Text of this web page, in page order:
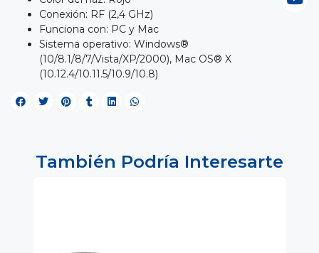
Conexión: RF (2,4 GHz)
Funciona con: PC y Mac
Sistema operativo: Windows®
(10/8.1/8/7/Vista/XP/2000), Mac OS® X
(10.12.4/10.11.5/10.9/10.8)
También Podría Interesarte